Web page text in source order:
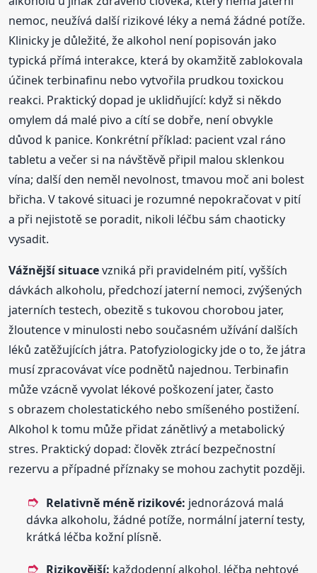
nemoc, neužívá další rizikové léky a nemá žádné potíže.
Klinicky je důležité, že alkohol není popisován jako
typická přímá interakce, která by okamžitě zablokovala
účinek terbinafinu nebo vytvořila prudkou toxickou
reakci. Praktický dopad je uklidňující: když si někdo
omylem dá malé pivo a cítí se dobře, není obvykle
důvod k panice. Konkrétní příklad: pacient vzal ráno
tabletu a večer si na návštěvě připil malou sklenkou
vína; další den neměl nevolnost, tmavou moč ani bolest
břicha. V takové situaci je rozumné nepokračovat v pití
a při nejistotě se poradit, nikoli léčbu sám chaoticky
vysadit.
Vážnější situacevzniká při pravidelném pití, vyšších
dávkách alkoholu, předchozí jaterní nemoci, zvýšených
jaterních testech, obezitě s tukovou chorobou jater,
žloutence v minulosti nebo současném užívání dalších
léků zatěžujících játra. Patofyziologicky jde o to, že játra
musí zpracovávat více podnětů najednou. Terbinafin
může vzácně vyvolat lékové poškození jater, často
s obrazem cholestatického nebo smíšeného postižení.
Alkohol k tomu může přidat zánětlivý a metabolický
stres. Praktický dopad: člověk ztrácí bezpečnostní
rezervu a případné příznaky se mohou zachytit později.
Relativně méně rizikové: jednorázová malá
dávka alkoholu, žádné potíže, normální jaterní testy,
krátká léčba kožní plísně.
Rizikovější: každodenní alkohol, léčba nehtové